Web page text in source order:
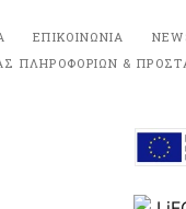
ΕΠΙΚΟΙΝΩΝΙΑ
ΠΛΗΡΟΦΟΡΙΩΝ &